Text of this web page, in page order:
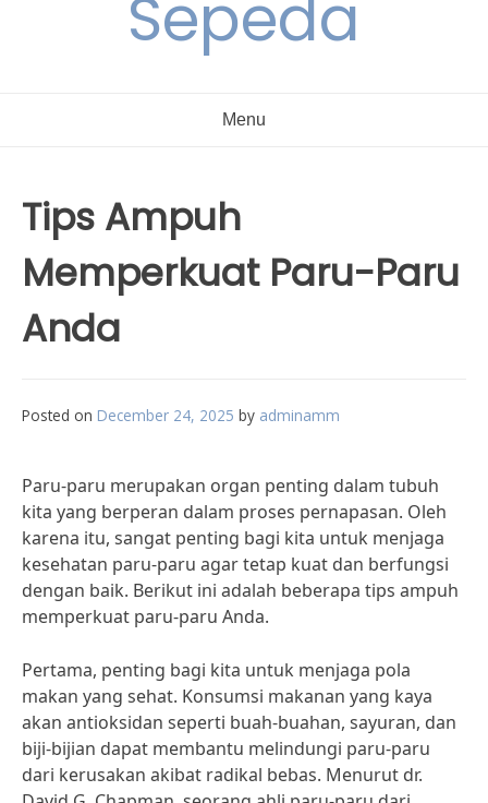
Sepeda
Menu
Tips Ampuh
Memperkuat Paru-Paru
Anda
Posted on December 24, 2025 by adminamm
Paru-paru merupakan organ penting dalam tubuh
kita yang berperan dalam proses pernapasan. Oleh
karena itu, sangat penting bagi kita untuk menjaga
kesehatan paru-paru agar tetap kuat dan berfungsi
dengan baik. Berikut ini adalah beberapa tips ampuh
memperkuat paru-paru Anda.
Pertama, penting bagi kita untuk menjaga pola
makan yang sehat. Konsumsi makanan yang kaya
akan antioksidan seperti buah-buahan, sayuran, dan
biji-bijian dapat membantu melindungi paru-paru
dari kerusakan akibat radikal bebas. Menurut dr.